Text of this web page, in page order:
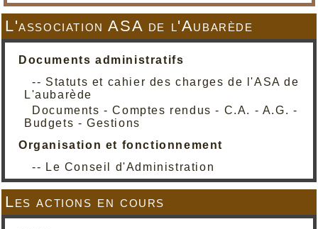
L'association ASA de l'Aubarède
Documents administratifs
-- Statuts et cahier des charges de l'ASA de
L'aubarède
Documents - Comptes rendus - C.A. - A.G. -
Budgets - Gestions
Organisation et fonctionnement
-- Le Conseil d'Administration
Les actions en cours